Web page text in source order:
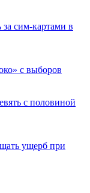
сим-картами в
с выборов
с половиной
ущерб при